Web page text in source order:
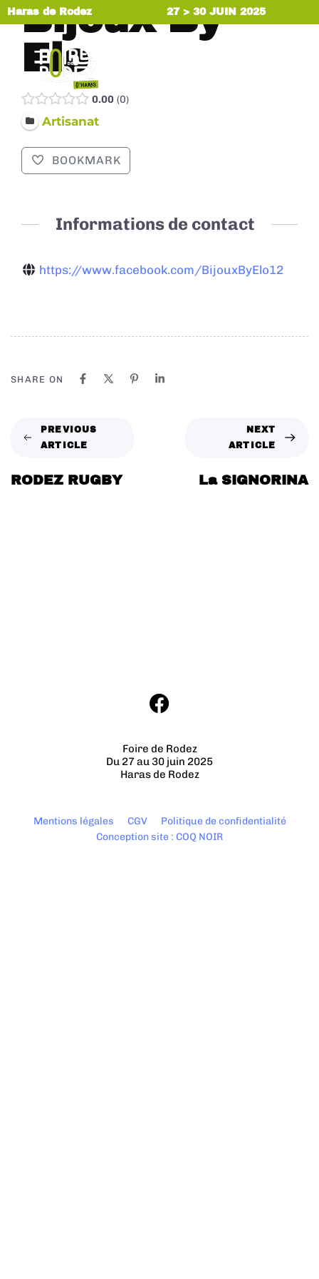
Haras de Rodez 27 > 30 JUIN 2025
Bijoux By
Elo
0.00 0
Artisanat
BOOKMARK
Informations de contact
https://www.facebook.com/BijouxByElo12
SHARE ON
PREVIOUS
ARTICLE
RODEZ RUGBY
NEXT
ARTICLE
La SIGNORINA
Foire de Rodez
Du 27 au 30 juin 2025
Haras de Rodez
Mentions légales CGV
Politique de confidentialité
Conception site : COQ NOIR